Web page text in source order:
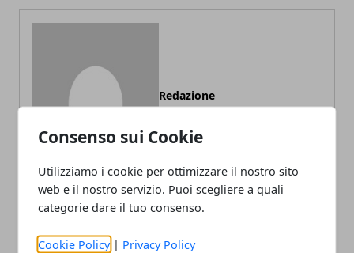
Consenso sui Cookie
Utilizziamo i cookie per ottimizzare il nostro sito
web e il nostro servizio. Puoi scegliere a quali
categorie dare il tuo consenso.
Cookie Policy | Privacy Policy
Redazione
ARTICOLI CORRELATI